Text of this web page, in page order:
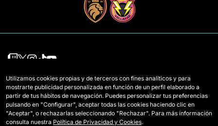
Mannschaften
Draft-Spielerinnen
Wildcards
Regeln
Wie Queens gespielt wird
Tickets
Utilizamos cookies propias y de terceros con fines analíticos y para
mostrarte publicidad personalizada en función de un perfil elaborado a
partir de tus hábitos de navegación. Puedes personalizar tus preferencias
pulsando en "Configurar", aceptar todas las cookies haciendo clic en
"Aceptar", o rechazarlas seleccionando "Rechazar". Para más información
consulta nuestra Política de Privacidad y Cookies.